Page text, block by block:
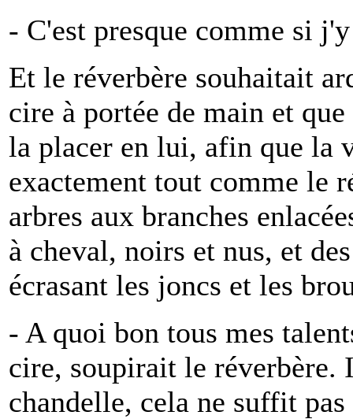
- C'est presque comme si
Et le réverbère souhaitait
cire à portée de main et
la placer en lui, afin que la
exactement tout comme le
arbres aux branches
à cheval, noirs et nus, et
écrasant les joncs et les
- A quoi bon tous mes
cire, soupirait le
chandelle, cela ne suffit